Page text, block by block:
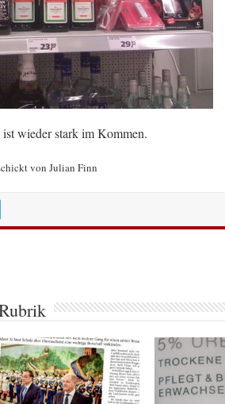
wieder stark im Kommen.
von Julian Finn